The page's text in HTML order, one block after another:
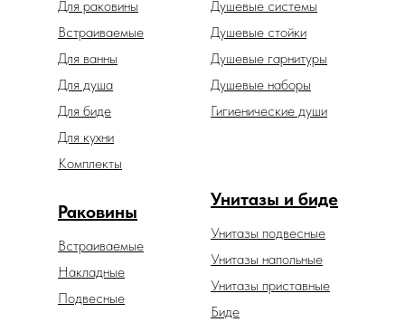
Душевые гарнитуры
Душевые системы
Гигиенические души
Душевые наборы
Унитазы и биде
Унитазы подвесные
Унитазы напольные
Унитазы приставные
Раковины
Встраиваемые
Накладные
Подвесные
Встраиваемые
Для биде
Для ванны
Для душа
Для раковины
Для кухни
Душевые стойки
Биде
Комплекты